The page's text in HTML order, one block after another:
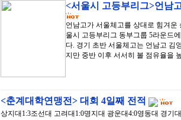
<서울시 고등부리그>언남
언남고가 서울체고를 상대로 힘겨
울시 고등부리그 동부그룹 5라운드
다. 경기 초반 서울체고는 언남고 김
지만 중반 이후 서서히 볼 점유율을
<춘계대학연맹전> 대회 4일째 전적
상지대1:3조선대 고려대1:0명지대 광운대4:0영동대 경기